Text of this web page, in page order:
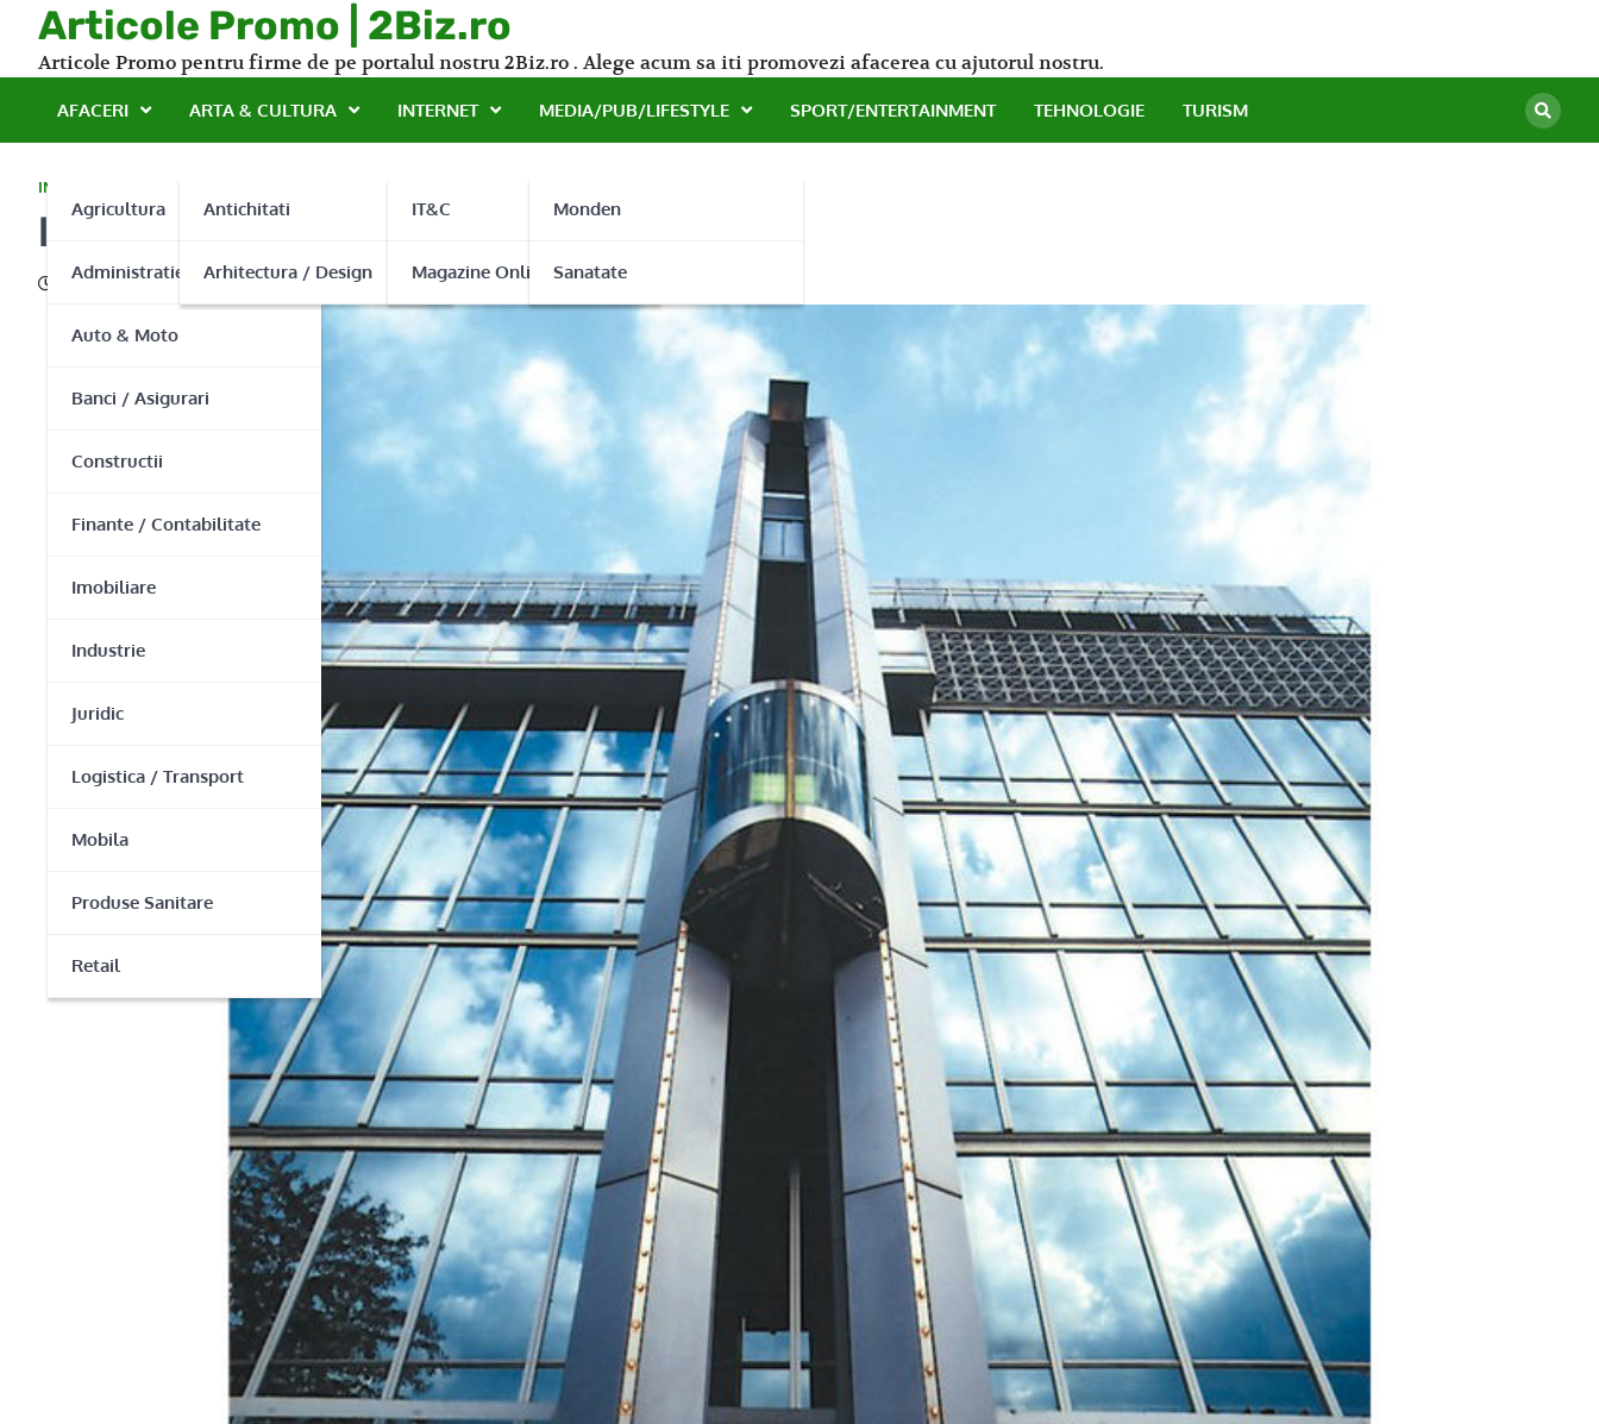
content
Articole Promo | 2Biz.ro
Articole Promo pentru firme de pe portalul nostru 2Biz.ro . Alege acum sa iti promovezi afacerea cu ajutorul nostru.
AFACERI
Agricultura
Administratie Publica
Auto & Moto
Banci / Asigurari
Constructii
Finante / Contabilitate
Imobiliare
Industrie
Juridic
Logistica / Transport
Mobila
Produse Sanitare
Retail
ARTA & CULTURA
Antichitati
Arhitectura / Design
INTERNET
IT&C
Magazine Online
MEDIA/PUB/LIFESTYLE
Monden
Sanatate
SPORT/ENTERTAINMENT TEHNOLOGIE TURISM
INDUSTRIE
Intretinere ascensoare cu Top Total
02/11/2016